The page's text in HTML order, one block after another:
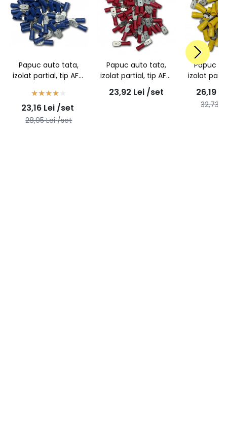
Papuc auto tata,
izolat partial, tip AFM
23,16 Lei /set
28,95Lei /set
Papuc auto tata,
izolat partial, tip AFM
1,5/6,3 - 100buc/set
23,92 Lei /set
Papuc
izolat
26,19
32,73